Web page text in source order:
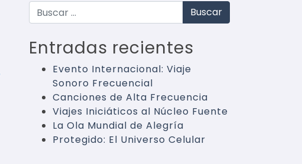
Buscar
Entradas recientes
Evento Internacional: Viaje
Sonoro Frecuencial
Canciones de Alta Frecuencia
Viajes Iniciáticos al Núcleo Fuente
La Ola Mundial de Alegría
Protegido: El Universo Celular